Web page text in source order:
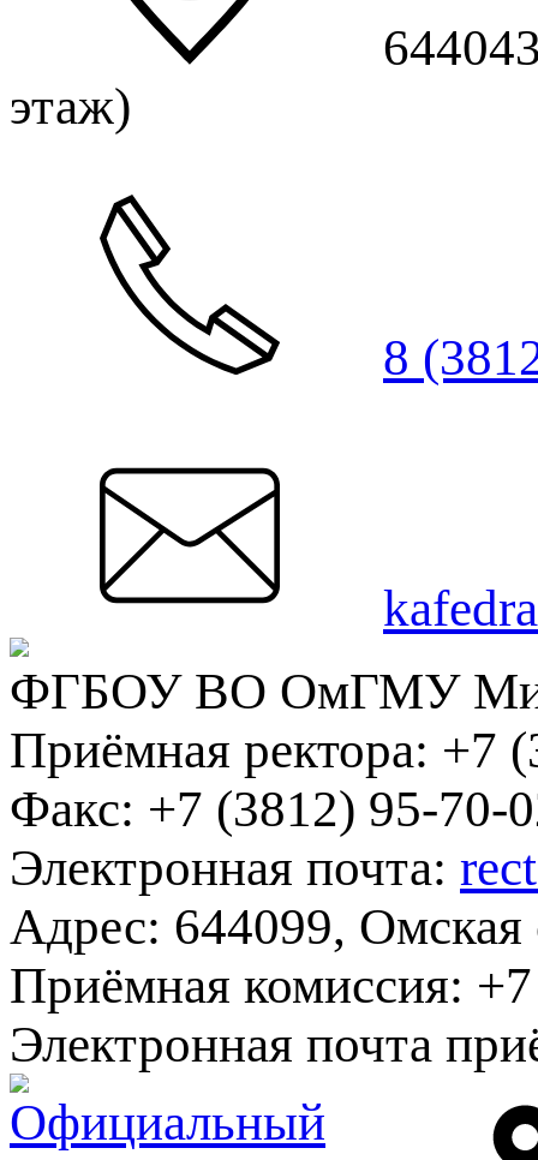
этаж)
8
ФГБОУ ВО ОмГМУ
Приёмная ректора: +7
Факс: +7 (3812) 95-70-
Электронная почта:
Адрес: 644099, Омская
Приёмная комиссия:
Электронная почта